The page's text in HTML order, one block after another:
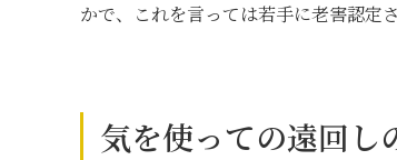
かで、これを言っては若手に老害認定
気を使っての遠回し